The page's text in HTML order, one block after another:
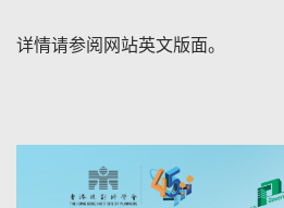
详情请参阅网站英文版面。